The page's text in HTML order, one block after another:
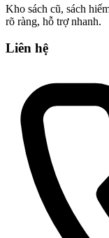
Kho sách cũ, sách
rõ ràng, hỗ trợ nhanh.
Liên hệ